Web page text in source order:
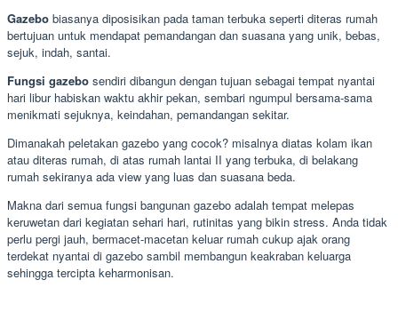
Gazebo biasanya diposisikan pada taman terbuka seperti diteras rumah
bertujuan untuk mendapat pemandangan dan suasana yang unik, bebas,
sejuk, indah, santai.
Fungsi gazebo sendiri dibangun dengan tujuan sebagai tempat nyantai
hari libur habiskan waktu akhir pekan, sembari ngumpul bersama-sama
menikmati sejuknya, keindahan, pemandangan sekitar.
Dimanakah peletakan gazebo yang cocok? misalnya diatas kolam ikan
atau diteras rumah, di atas rumah lantai II yang terbuka, di belakang
rumah sekiranya ada view yang luas dan suasana beda.
Makna dari semua fungsi bangunan gazebo adalah tempat melepas
keruwetan dari kegiatan sehari hari, rutinitas yang bikin stress. Anda tidak
perlu pergi jauh, bermacet-macetan keluar rumah cukup ajak orang
terdekat nyantai di gazebo sambil membangun keakraban keluarga
sehingga tercipta keharmonisan.